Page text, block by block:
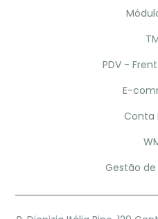
PDV -
E-
Conta
Gestão